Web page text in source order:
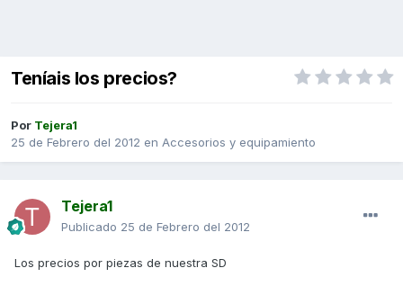
Teníais los precios?
Por Tejera1
25 de Febrero del 2012 en Accesorios y equipamiento
Tejera1
Publicado 25 de Febrero del 2012
Los precios por piezas de nuestra SD